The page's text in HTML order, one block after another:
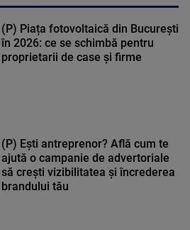
(P) Piața fotovoltaică din București
în 2026: ce se schimbă pentru
proprietarii de case și firme
(P) Ești antreprenor? Află cum te
ajută o campanie de advertoriale
să crești vizibilitatea și încrederea
brandului tău